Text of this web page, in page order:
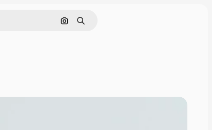
Cerca per immagine
Ricerca